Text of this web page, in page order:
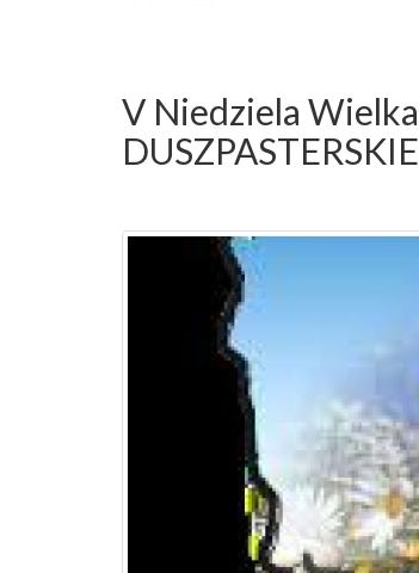
V Niedziela
DUSZPASTERSKIE